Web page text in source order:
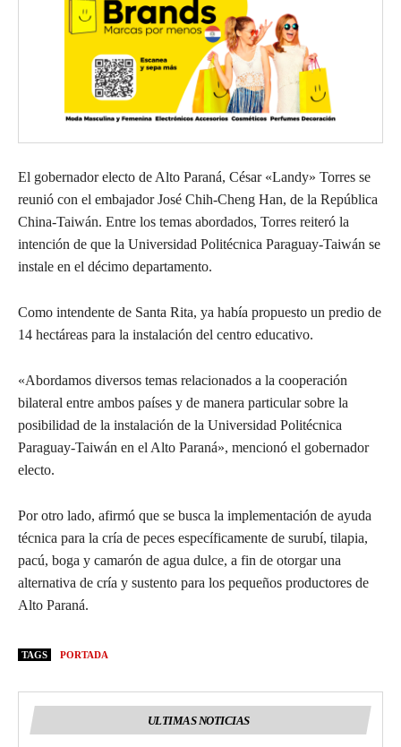
El gobernador electo de Alto Paraná, César «Landy» Torres se
reunió con el embajador José Chih-Cheng Han, de la República
China-Taiwán. Entre los temas abordados, Torres reiteró la
intención de que la Universidad Politécnica Paraguay-Taiwán se
instale en el décimo departamento.
Como intendente de Santa Rita, ya había propuesto un predio de
14 hectáreas para la instalación del centro educativo.
«Abordamos diversos temas relacionados a la cooperación
bilateral entre ambos países y de manera particular sobre la
posibilidad de la instalación de la Universidad Politécnica
Paraguay-Taiwán en el Alto Paraná», mencionó el gobernador
electo.
Por otro lado, afirmó que se busca la implementación de ayuda
técnica para la cría de peces específicamente de surubí, tilapia,
pacú, boga y camarón de agua dulce, a fin de otorgar una
alternativa de cría y sustento para los pequeños productores de
Alto Paraná.
TAGS PORTADA
ULTIMAS NOTICIAS